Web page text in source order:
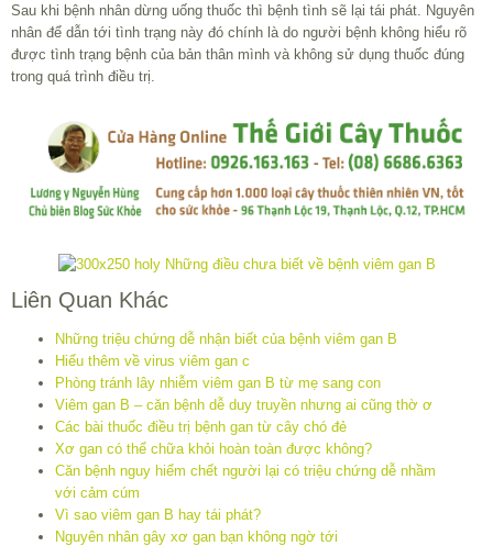
Sau khi bệnh nhân dừng uống thuốc thì bệnh tình sẽ lại tái phát. Nguyên
nhân để dẫn tới tình trạng này đó chính là do người bệnh không hiểu rõ
được tình trạng bệnh của bản thân mình và không sử dụng thuốc đúng
trong quá trình điều trị.
Liên Quan Khác
Những triệu chứng dễ nhận biết của bệnh viêm gan B
Hiểu thêm về virus viêm gan c
Phòng tránh lây nhiễm viêm gan B từ mẹ sang con
Viêm gan B – căn bệnh dễ duy truyền nhưng ai cũng thờ ơ
Các bài thuốc điều trị bệnh gan từ cây chó đẻ
Xơ gan có thể chữa khỏi hoàn toàn được không?
Căn bệnh nguy hiểm chết người lại có triệu chứng dễ nhầm
với cảm cúm
Vì sao viêm gan B hay tái phát?
Nguyên nhân gây xơ gan bạn không ngờ tới